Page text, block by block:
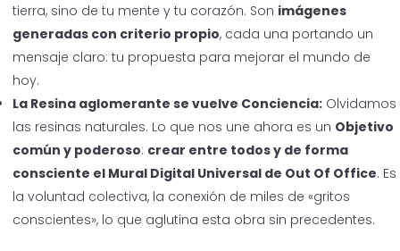
tierra, sino de tu mente y tu corazón. Son imágenes
generadas con criterio propio, cada una portando un
mensaje claro: tu propuesta para mejorar el mundo de
hoy.
La Resina aglomerante se vuelve Conciencia: Olvidamos
las resinas naturales. Lo que nos une ahora es un Objetivo
común y poderoso: crear entre todos y de forma
consciente el Mural Digital Universal de Out Of Office. Es
la voluntad colectiva, la conexión de miles de «gritos
conscientes», lo que aglutina esta obra sin precedentes.